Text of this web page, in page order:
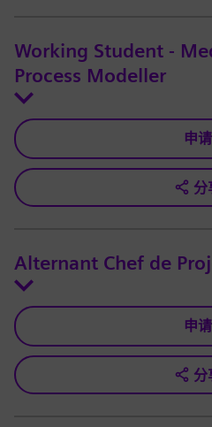
Working Student -
Process Modeller
申请
分
Alternant Chef de
申请
分